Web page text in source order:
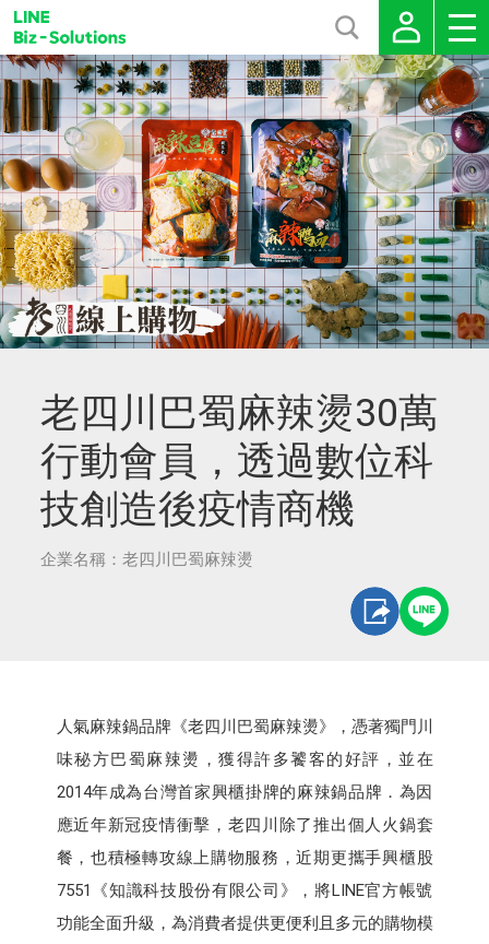
老四川巴蜀麻辣燙30萬
行動會員，透過數位科
技創造後疫情商機
企業名稱：老四川巴蜀麻辣燙
人氣麻辣鍋品牌《老四川巴蜀麻辣燙》，憑著獨門川
味秘方巴蜀麻辣燙，獲得許多饕客的好評，並在
2014年成為台灣首家興櫃掛牌的麻辣鍋品牌．為因
應近年新冠疫情衝擊，老四川除了推出個人火鍋套
餐，也積極轉攻線上購物服務，近期更攜手興櫃股
7551《知識科技股份有限公司》，將LINE官方帳號
功能全面升級，為消費者提供更便利且多元的購物模